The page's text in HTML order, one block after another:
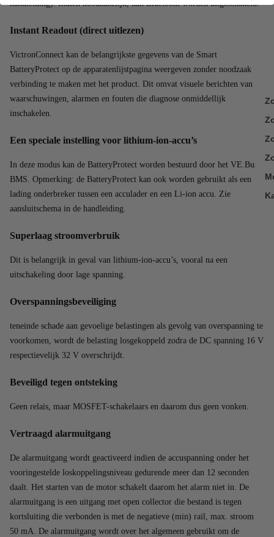
handleiding). Indien noodzakelijk, kan Bluetooth worden uitgeschakeld.
Instant Readout (direct uitlezen)
VictronConnect kan de belangrijkste gegevens van de Smart
BatteryProtect op de apparatenlijstpagina weergeven zonder noodzaak
verbinding te maken met het product. Dit omvat visuele berichten van
waarschuwingen, alarmen en fouten die diagnose onmiddellijk
inschakelen.
Een speciale instelling voor lithium-ion-accu’s
In deze modus kan de BatteryProtect worden bestuurd door het VE.Bus
BMS. Opmerking: de BatteryProtect kan ook worden gebruikt als een
lading onderbreker tussen een acculader en een Li-ion accu. Zie
aansluitschema in de handleiding.
Superlaag stroomverbruik
Dit is belangrijk in geval van lithium-ion-accu’s, vooral na een
uitschakeling door lage spanning.
Overspanningsbeveiliging
teneinde schade aan gevoelige belastingen als gevolg van overspanning te
voorkomen, wordt de belasting losgekoppeld zodra de DC spanning 16 V
respectievelijk 32 V overschrijdt.
Beveiligd tegen ontsteking
Geen relais, maar MOSFET-schakelaars en daarom dus geen vonken.
Vertraagd alarmuitgang
De alarmuitgang wordt geactiveerd indien de accuspanning onder het
vooringestelde loskoppelingsniveau gedurende meer dan 12 seconden
daalt. Het starten van de motor schakelt daarom het alarm niet in. De
alarmuitgang is een uitgang met open collector die bestand is tegen
kortsluiting die verbonden is met de negatieve (min) rail, max. stroom
50 mA. De alarmuitgang wordt over het algemeen gebruikt om de